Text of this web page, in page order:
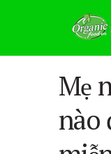
Mẹ
nào